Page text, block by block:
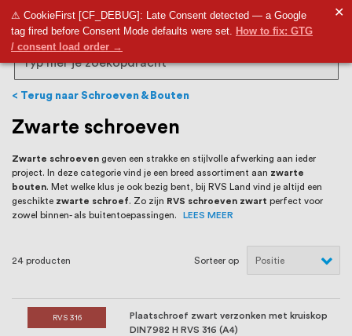
9,5
⚠ CookieFirst [CF_DEBUG]: Late Consent detected — a Google
tag fired before Consent Mode defaults were set. How to fix: GTG
/ consent load order →
✕
RVS Land is een écht familiebedrijf met
bijna 20 jaar ervaring in RVS producten
voor binnen- en buitenhuis, waaronder
trapleuningen, deurbeslag,
ventilatieroosters en bouwbeslag. In onze
webshop vind je het grootste assortiment
van Nederland en België, met meer dan
100.000 hoogwaardige RVS artikelen
tevens een eigen werkplaats waar we
RVS op maat produceren, geheel volgens
jouw specifieke wensen. Al sinds onze
Search
Terug naar Schroeven & Bouten
Zwarte schroeven
Zwarte schroeven geven een strakke en stijlvolle afwerking aan ieder
project. In deze categorie vind je een breed assortiment aan zwarte
bouten. Met welke klus je ook bezig bent, bij RVS Land vind je altijd een
geschikte zwarte schroef. Zo zijn RVS schroeven zwart perfect voor
zowel binnen- als buitentoepassingen.
LEES MEER
24 producten Sorteer op
RVS 316
Plaatschroef zwart verzonken met kruiskop
DIN7982 H RVS 316 (A4)